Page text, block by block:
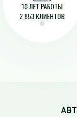
10 ЛЕТ РАБОТЫ
2 853 КЛИЕНТОВ